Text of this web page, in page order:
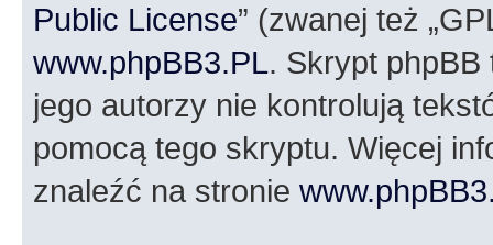
Public License” (zwanej też
www.phpBB3.PL. Skrypt phpBB
jego autorzy nie kontrolują
pomocą tego skryptu. Więcej
znaleźć na stronie